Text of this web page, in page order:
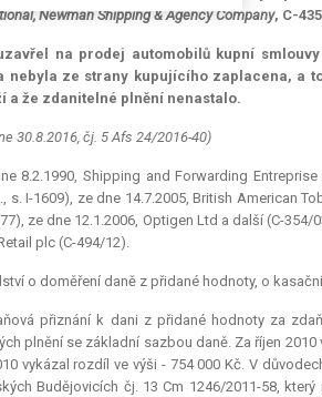
Newman Shipping & Agency Company, C-
na prodej automobilů kupní
nebyla ze strany kupujícího zaplacena, a
a že zdanitelné plnění nenastalo.
30.8.2016, čj. 5 Afs 24/2016-40)
8.2.1990, Shipping and Forwarding
s. I-1609), ze dne 14.7.2005, British American
ze dne 12.1.2006, Optigen Ltd a další (C-354/
plc (C-494/12).
o doměření daně z přidané hodnoty, o
přiznání k dani z přidané hodnoty za
plnění se základní sazbou daně. Za říjen
vykázal rozdíl ve výši - 754 000 Kč. V
Budějovicích čj. 13 Cm 1246/2011-58,